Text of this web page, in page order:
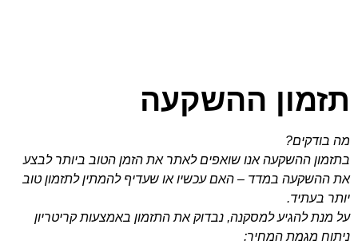
תזמון ההשקעה
מה בודקים?
בתזמון ההשקעה אנו שואפים לאתר את הזמן הטוב ביותר לבצע
את ההשקעה במדד – האם עכשיו או שעדיף להמתין לתזמון טוב
יותר בעתיד.
על מנת להגיע למסקנה, נבדוק את התזמון באמצעות קריטריון
ניתוח מגמת המחיר: